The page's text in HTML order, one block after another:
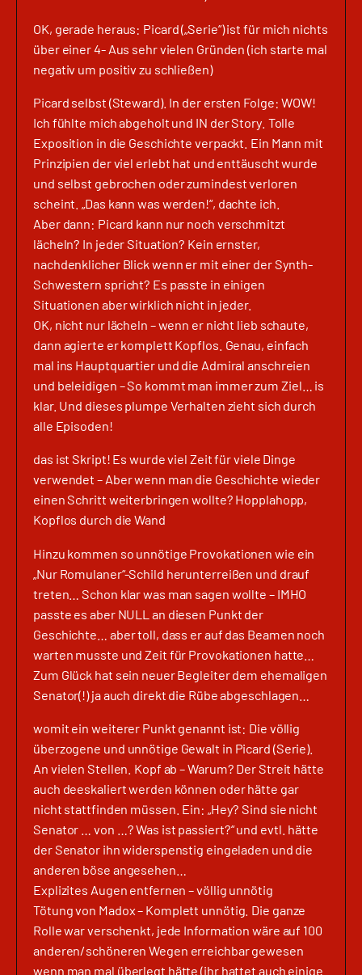
OK, gerade heraus: Picard („Serie“) ist für mich nichts
über einer 4- Aus sehr vielen Gründen (ich starte mal
negativ um positiv zu schließen)
Picard selbst (Steward). In der ersten Folge: WOW!
Ich fühlte mich abgeholt und IN der Story. Tolle
Exposition in die Geschichte verpackt. Ein Mann mit
Prinzipien der viel erlebt hat und enttäuscht wurde
und selbst gebrochen oder zumindest verloren
scheint. „Das kann was werden!“, dachte ich.
Aber dann: Picard kann nur noch verschmitzt
lächeln? In jeder Situation? Kein ernster,
nachdenklicher Blick wenn er mit einer der Synth-
Schwestern spricht? Es passte in einigen
Situationen aber wirklich nicht in jeder.
OK, nicht nur lächeln – wenn er nicht lieb schaute,
dann agierte er komplett Kopflos. Genau, einfach
mal ins Hauptquartier und die Admiral anschreien
und beleidigen – So kommt man immer zum Ziel… is
klar. Und dieses plumpe Verhalten zieht sich durch
alle Episoden!
das ist Skript! Es wurde viel Zeit für viele Dinge
verwendet – Aber wenn man die Geschichte wieder
einen Schritt weiterbringen wollte? Hopplahopp,
Kopflos durch die Wand
Hinzu kommen so unnötige Provokationen wie ein
„Nur Romulaner“-Schild herunterreißen und drauf
treten… Schon klar was man sagen wollte – IMHO
passte es aber NULL an diesen Punkt der
Geschichte… aber toll, dass er auf das Beamen noch
warten musste und Zeit für Provokationen hatte…
Zum Glück hat sein neuer Begleiter dem ehemaligen
Senator(!) ja auch direkt die Rübe abgeschlagen…
womit ein weiterer Punkt genannt ist: Die völlig
überzogene und unnötige Gewalt in Picard (Serie).
An vielen Stellen. Kopf ab – Warum? Der Streit hätte
auch deeskaliert werden können oder hätte gar
nicht stattfinden müssen. Ein: „Hey? Sind sie nicht
Senator … von …? Was ist passiert?“ und evtl. hätte
der Senator ihn widerspenstig eingeladen und die
anderen böse angesehen…
Explizites Augen entfernen – völlig unnötig
Tötung von Madox – Komplett unnötig. Die ganze
Rolle war verschenkt, jede Information wäre auf 100
anderen/schöneren Wegen erreichbar gewesen
wenn man mal überlegt hätte (ihr hattet auch einige